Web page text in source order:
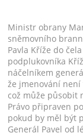
Ministr obrany
sněmovního
Pavla Kříže do
podplukovníka
náčelníkem
že jmenování
což může působit
Právo připraven
pokud by měl být
Generál Pavel od